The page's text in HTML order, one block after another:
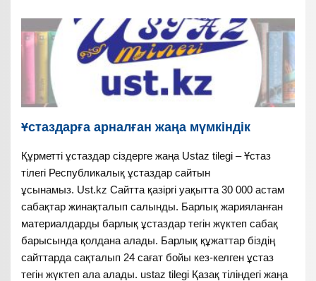
Ұстаздарға арналған жаңа мүмкіндік
Құрметті ұстаздар сіздерге жаңа Ustaz tilegi – Ұстаз
тілегі Республикалық ұстаздар сайтын
ұсынамыз. Ust.kz Сайтта қазіргі уақытта 30 000 астам
сабақтар жинақталып салынды. Барлық жарияланған
материалдарды барлық ұстаздар тегін жүктеп сабақ
барысында қолдана алады. Барлық құжаттар біздің
сайттарда сақталып 24 сағат бойы кез-келген ұстаз
тегін жүктеп ала алады. ustaz tilegi Қазақ тіліндегі жаңа